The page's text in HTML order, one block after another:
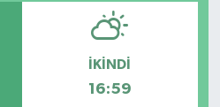
İKINDI
16:59